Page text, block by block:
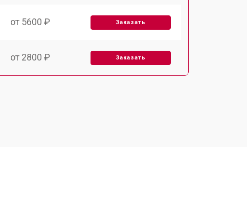
от 5600 ₽ Заказать
от 2800 ₽ Заказать